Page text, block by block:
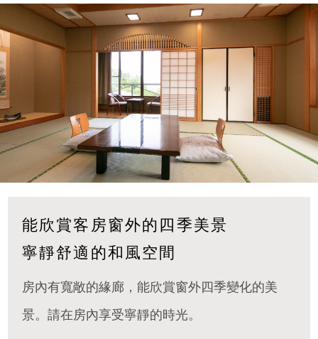
能欣賞客房窗外的四季美景
寧靜舒適的和風空間
房內有寬敞的緣廊，能欣賞窗外四季變化的美
景。請在房內享受寧靜的時光。